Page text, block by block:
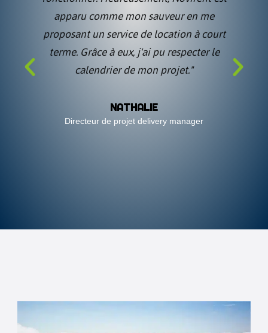
apparu comme mon sauveur en me
proposant un service de location à court
terme. Grâce à eux, j'ai pu respecter le
calendrier de mon projet."
NATHALIE
Directeur de projet delivery manager